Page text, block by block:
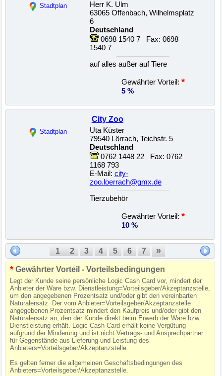
Stadtplan
Herr K. Ulm
63065 Offenbach, Wilhelmsplatz
6
Deutschland
0698 1540 7 Fax: 0698
1540 7
auf alles außer auf Tiere
Gewährter Vorteil: *
5 %
Stadtplan
City Zoo
Uta Küster
79540 Lörrach, Teichstr. 5
Deutschland
0762 1448 22 Fax: 0762
1168 793
E-Mail: city-
zoo.loerrach@gmx.de
Tierzubehör
Gewährter Vorteil: *
10 %
1 2 3 4 5 6 7
»
* Gewährter Vorteil - Vorteilsbedingungen
Legt der Kunde seine persönliche Logic Cash Card vor, mindert der
Anbieter der Ware bzw. Dienstleistung=Vorteilsgeber/Akzeptanzstelle,
um den angegebenen Prozentsatz und/oder gibt den vereinbarten
Naturalersatz. Der vom Anbieter=Vorteilsgeber/Akzeptanzstelle
angegebenen Prozentsatz mindert den Kaufpreis und/oder gibt den
Naturalersatz an, den der Kunde direkt beim Erwerb der Ware bzw.
Dienstleistung erhält. Logic Cash Card erhält keine Vergütung
aufgrund der Minderung und ist nicht Vertrags- und Ansprechpartner
für Gegenstände aus Lieferung und Leistung des
Anbieters=Vorteilsgeber/Akzeptanzstelle.
Es gelten ferner die allgemeinen Geschäftsbedingungen des
Anbieters=Vorteilsgeber/Akzeptanzstelle.